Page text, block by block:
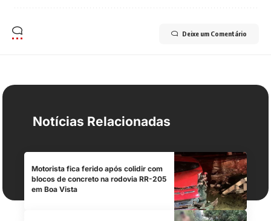
Deixe um Comentário
Notícias Relacionadas
Motorista fica ferido após colidir com
blocos de concreto na rodovia RR-205
em Boa Vista